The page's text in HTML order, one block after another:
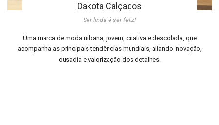
Dakota Calçados
Ser linda é ser feliz!
Uma marca de moda urbana, jovem, criativa e descolada, que
acompanha as principais tendências mundiais, aliando inovação,
ousadia e valorização dos detalhes.